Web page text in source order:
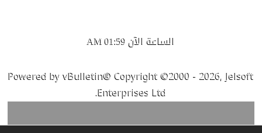
الساعة الآن 01:59 AM
Powered by vBulletin® Copyright ©2000 - 2026, Jelsoft
Enterprises Ltd.